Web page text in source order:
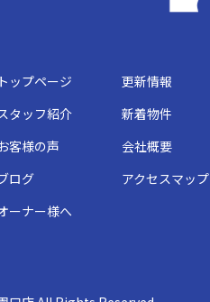
トップページ 更新情報
タッフ紹介
新着物件
客様の声
会社概要
ログ
アクセスマップ
ーナー様へ